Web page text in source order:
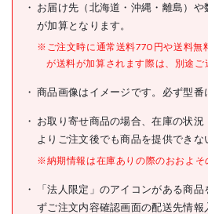
JANコード
仕様
●パ
用
材質/仕上 ●鋼
原産国 日本
セット内容/付属品
組立品
お届け先（北海道・沖縄・離島）
が加算となります。
※ご注文時に通常送料770円や送料無
が送料が加算されます際は、別途ご
商品画像はイメージです。必ず型番
お取り寄せ商品の場合、在庫の状況
よりご注文後でも商品を提供できな
※納期情報は在庫ありの際のおおよそ
「法人限定」のアイコンがある商
ずご注文内容確認画面の配送先情報